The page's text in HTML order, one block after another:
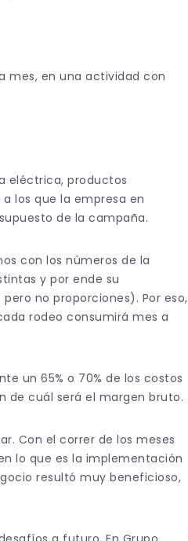
mes, en una actividad con
eléctrica, productos
los que la empresa en
de la campaña.
con los números de la
y por ende su
no proporciones). Por eso,
rodeo consumirá mes a
un 65% o 70% de los costos
de cuál será el margen bruto.
Con el correr de los meses
lo que es la implementación
resultó muy beneficioso,